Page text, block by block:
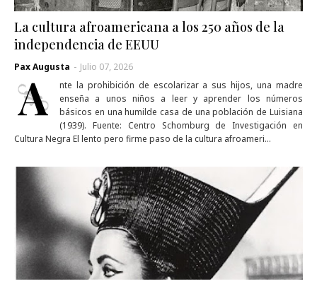
La cultura afroamericana a los 250 años de la
independencia de EEUU
Pax Augusta - Julio 07, 2026
A
nte la prohibición de escolarizar a sus hijos, una madre
enseña a unos niños a leer y aprender los números
básicos en una humilde casa de una población de Luisiana
(1939). Fuente: Centro Schomburg de Investigación en
Cultura Negra El lento pero firme paso de la cultura afroameri…